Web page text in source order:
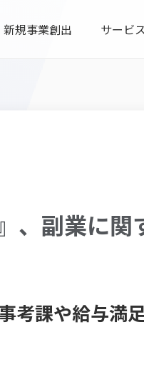
新規事業創出 サービ
、副業に関
課や給与満足